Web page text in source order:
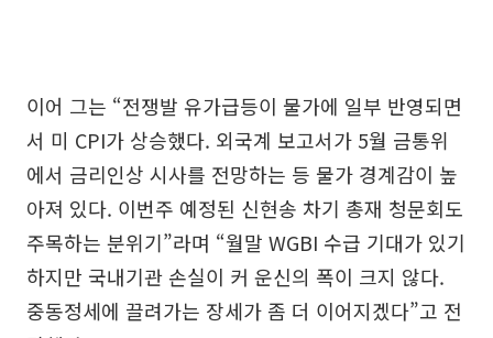
이어 그는 “전쟁발 유가급등이 물가에 일부 반영되면
서 미 CPI가 상승했다. 외국계 보고서가 5월 금통위
에서 금리인상 시사를 전망하는 등 물가 경계감이 높
아져 있다. 이번주 예정된 신현송 차기 총재 청문회도
주목하는 분위기”라며 “월말 WGBI 수급 기대가 있기
하지만 국내기관 손실이 커 운신의 폭이 크지 않다.
중동정세에 끌려가는 장세가 좀 더 이어지겠다”고 전